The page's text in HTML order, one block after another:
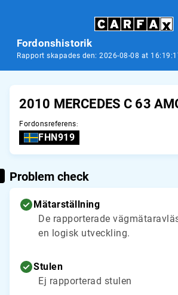
Fordonshistorik
Rapport skapades den: 2026-08-08 at
2010 MERCEDES C 63
Fordonsreferens:
FHN919
Problem check
Mätarställning
De rapporterade
en logisk utveckling.
Stulen
Ej rapporterad stulen